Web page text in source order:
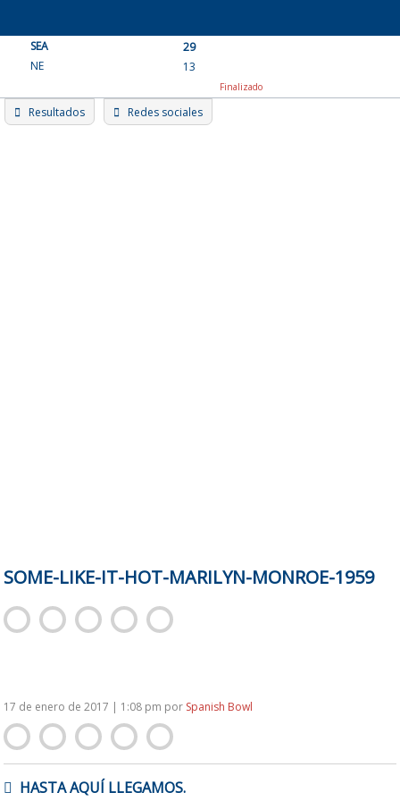
content
SEA
29
NE
13
Finalizado
Resultados Redes sociales
SOME-LIKE-IT-HOT-MARILYN-MONROE-1959
17 de enero de 2017 | 1:08 pm por Spanish Bowl
DEHASTA AQUÍ LLEGAMOS.